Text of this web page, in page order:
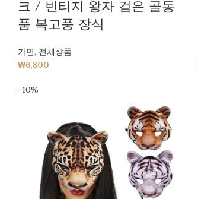
크 / 빈티지 왕자 검은 골동
품 복고풍 장식
가면, 전체상품
₩6,800
-10%